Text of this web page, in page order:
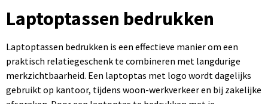
Sportartikelen bedrukken
Paraplu's bedrukken
Gereedschap bedrukken
Touch pennen bedrukken
Metalen pennen
Markeerstiften bedrukken
Rugzakken bedrukken
Draagtassen bedrukken
Caps bedrukken
Bodywarmers bedrukken
Handdoeken bedrukken
USB sticks bedrukken
Laptoptassen bedrukken
Laptoptassen bedrukken is een effectieve manier om een
praktisch relatiegeschenk te combineren met langdurige
merkzichtbaarheid. Een laptoptas met logo wordt dagelijks
gebruikt op kantoor, tijdens woon-werkverkeer en bij zakelijke